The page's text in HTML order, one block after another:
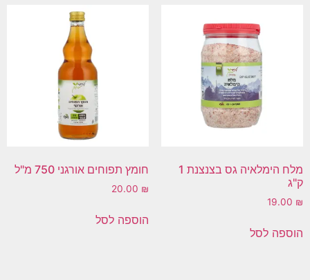
מלח הימלאיה גס בצנצנת 1
ק"ג
19.00 ₪
הוספה לסל
חומץ תפוחים אורגני 750 מ"ל
20.00 ₪
הוספה לסל